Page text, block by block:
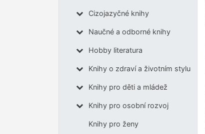
Cizojazyčné knihy
Naučné a odborné knihy
Hobby literatura
Knihy o zdraví a životním stylu
Knihy pro děti a mládež
Knihy pro osobní rozvoj
Knihy pro ženy